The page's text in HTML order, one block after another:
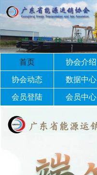
首页 协会介绍
协会动态 数据中心
会员登陆 会员中心